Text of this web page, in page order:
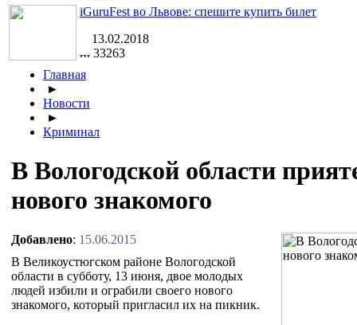
iGuruFest во Львове: спешите купить билет
13.02.2018
33263
Главная
►
Новости
►
Криминал
В Вологодской области
нового знакомого
Добавлено: 15.06.2015
В Великоустюгском районе Вологодской
области в субботу, 13 июня, двое молодых
людей избили и ограбили своего нового
знакомого, который пригласил их на пикник.